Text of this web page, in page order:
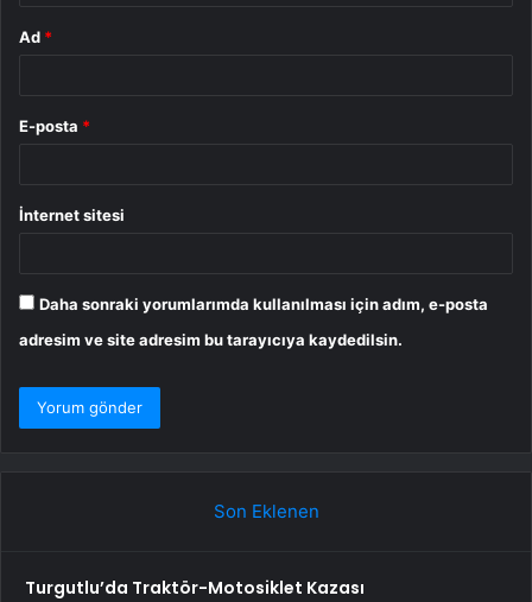
Ad *
E-posta *
İnternet sitesi
Daha sonraki yorumlarımda kullanılması için adım, e-posta
adresim ve site adresim bu tarayıcıya kaydedilsin.
Son Eklenen
Turgutlu’da Traktör-Motosiklet Kazası